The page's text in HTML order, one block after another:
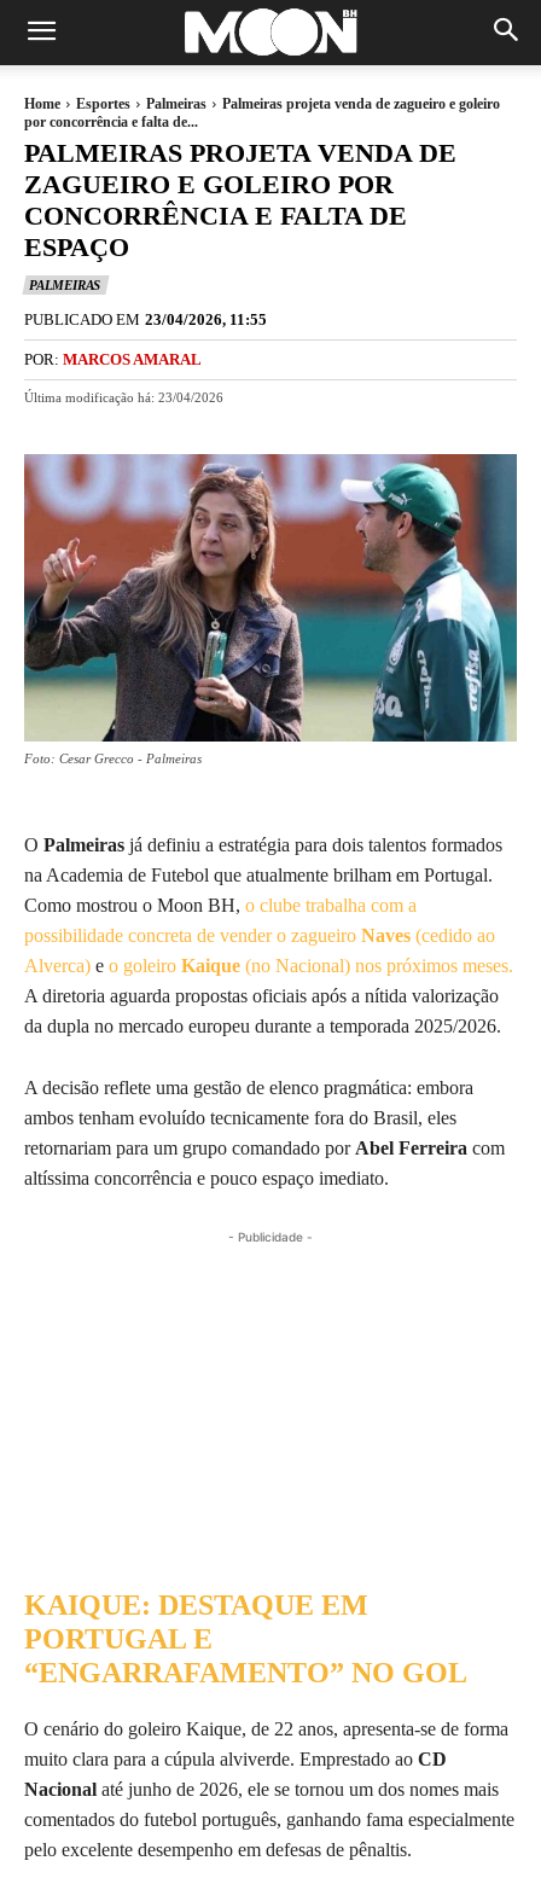
Home Esportes Palmeiras
Palmeiras projeta venda de zagueiro e goleiro
por concorrência e falta de...
PALMEIRAS PROJETA VENDA DE
ZAGUEIRO E GOLEIRO POR
CONCORRÊNCIA E FALTA DE
ESPAÇO
PALMEIRAS
PUBLICADO EM 23/04/2026, 11:55
POR: MARCOS AMARAL
Última modificação há: 23/04/2026
Foto: Cesar Grecco - Palmeiras
O Palmeiras já definiu a estratégia para dois talentos formados
na Academia de Futebol que atualmente brilham em Portugal.
Como mostrou o Moon BH, o clube trabalha com a
possibilidade concreta de vender o zagueiro Naves (cedido ao
Alverca) e o goleiro Kaique (no Nacional) nos próximos meses.
A diretoria aguarda propostas oficiais após a nítida valorização
da dupla no mercado europeu durante a temporada 2025/2026.
A decisão reflete uma gestão de elenco pragmática: embora
ambos tenham evoluído tecnicamente fora do Brasil, eles
retornariam para um grupo comandado por Abel Ferreira com
altíssima concorrência e pouco espaço imediato.
- Publicidade -
KAIQUE: DESTAQUE EM
PORTUGAL E
“ENGARRAFAMENTO” NO GOL
O cenário do goleiro Kaique, de 22 anos, apresenta-se de forma
muito clara para a cúpula alviverde. Emprestado ao CD
Nacional até junho de 2026, ele se tornou um dos nomes mais
comentados do futebol português, ganhando fama especialmente
pelo excelente desempenho em defesas de pênaltis.